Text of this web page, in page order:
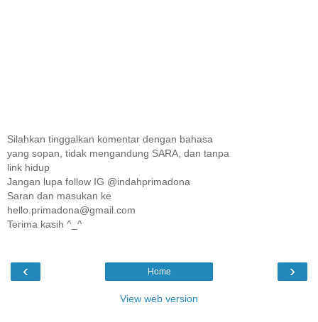
Silahkan tinggalkan komentar dengan bahasa
yang sopan, tidak mengandung SARA, dan tanpa
link hidup
Jangan lupa follow IG @indahprimadona
Saran dan masukan ke
hello.primadona@gmail.com
Terima kasih ^_^
‹ ›
Home
View web version